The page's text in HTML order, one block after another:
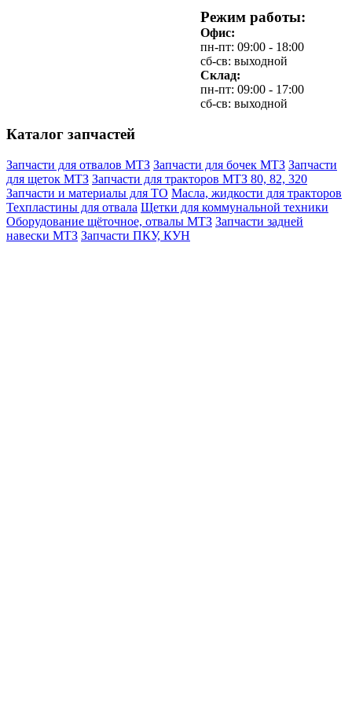
Режим работы:
Офис:
пн-пт: 09:00 - 18:00
сб-св: выходной
Склад:
пн-пт: 09:00 - 17:00
сб-св: выходной
Каталог запчастей
Запчасти для отвалов МТЗ Запчасти для бочек МТЗ Запчасти
для щеток МТЗ Запчасти для тракторов МТЗ 80, 82, 320
Запчасти и материалы для ТО Масла, жидкости для тракторов
Техпластины для отвала Щетки для коммунальной техники
Оборудование щёточное, отвалы МТЗ Запчасти задней
навески МТЗ Запчасти ПКУ, КУН